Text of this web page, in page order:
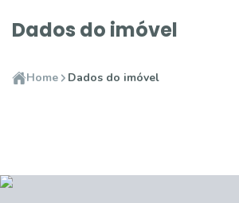
Dados do imóvel
Home Dados do imóvel